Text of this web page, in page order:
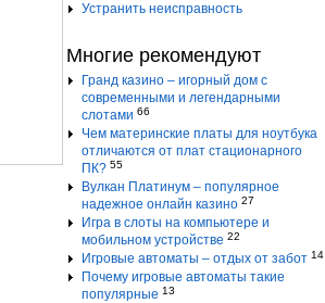
Устранить неисправность
Многие рекомендуют
Гранд казино – игорный дом с
современными и легендарными
слотами 66
Чем материнские платы для ноутбука
отличаются от плат стационарного
ПК? 55
Вулкан Платинум – популярное
надежное онлайн казино 27
Игра в слоты на компьютере и
мобильном устройстве 22
Игровые автоматы – отдых от забот 14
Почему игровые автоматы такие
популярные 13